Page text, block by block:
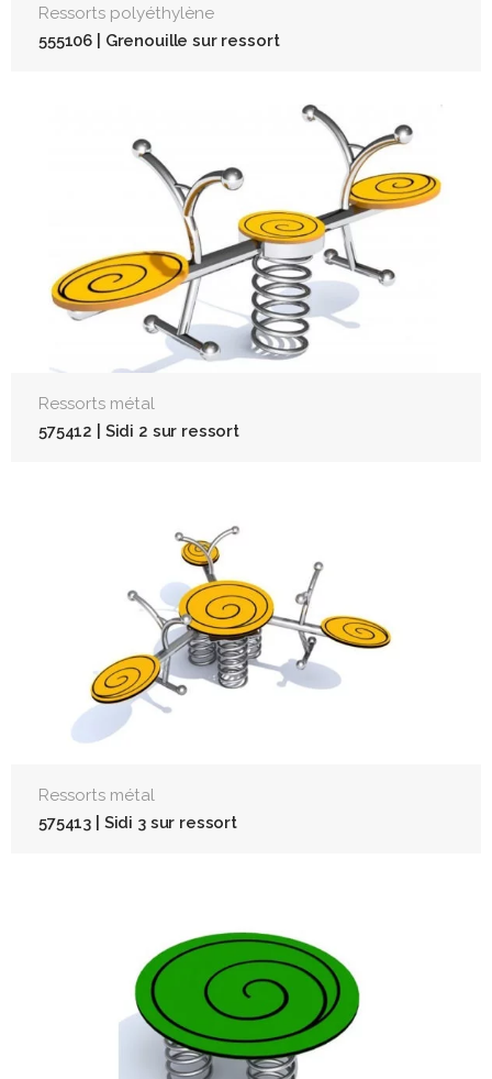
Ressorts polyéthylène
555106 | Grenouille sur ressort
Ressorts métal
575412 | Sidi 2 sur ressort
Ressorts métal
575413 | Sidi 3 sur ressort